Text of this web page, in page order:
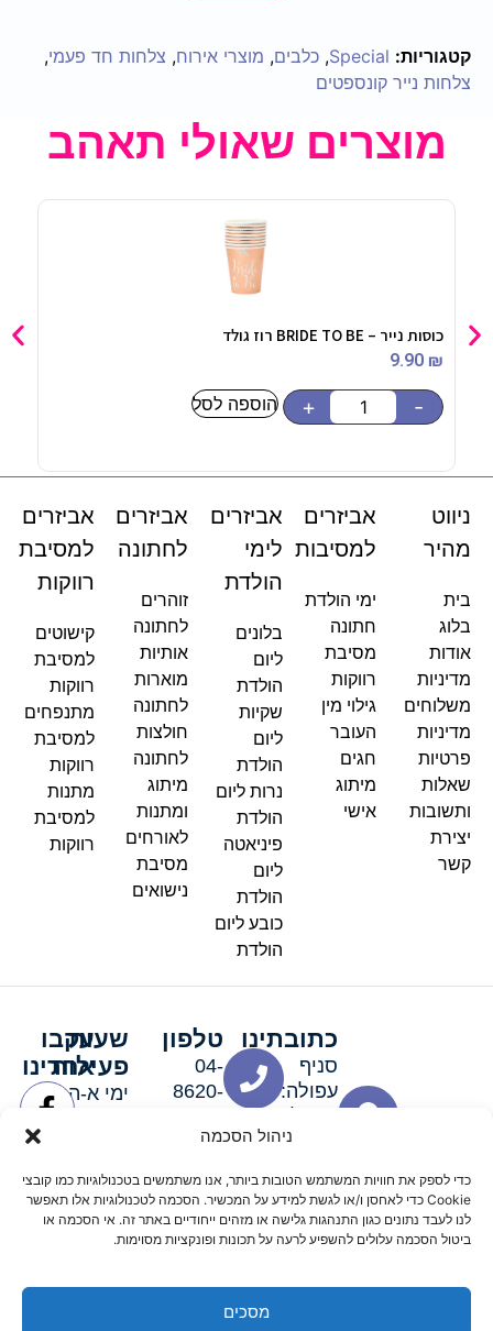
ניהול הסכמה
כדי לספק את חוויות המשתמש הטובות ביותר, אנו משתמשים בטכנולוגיות כמו קובצי
Cookie כדי לאחסן ו/או לגשת למידע על המכשיר. הסכמה לטכנולוגיות אלו תאפשר
לנו לעבד נתונים כגון התנהגות גלישה או מזהים ייחודיים באתר זה. אי הסכמה או
ביטול הסכמה עלולים להשפיע לרעה על תכונות ופונקציות מסוימות.
מסכים
קטגוריות: Special
, כלבים, מוצרי אירוח, צלחות חד פעמי,
צלחות נייר קונספטים
מוצרים שאולי תאהב
כוסות נייר – BRIDE TO BE רוז גולד
9.90 ₪
-
+ הוספה לסל
ניווט
מהיר
בית
בלוג
אודות
מדיניות
משלוחים
מדיניות
פרטיות
שאלות
ותשובות
יצירת
קשר
אביזרים
למסיבות
ימי הולדת
חתונה
מסיבת
רווקות
גילוי מין
העובר
חגים
מיתוג
אישי
אביזרים
לימי
הולדת
בלונים
ליום
הולדת
שקיות
ליום
הולדת
נרות ליום
הולדת
פיניאטה
ליום
הולדת
כובע ליום
הולדת
אביזרים
לחתונה
זוהרים
לחתונה
אותיות
מוארות
לחתונה
חולצות
לחתונה
מיתוג
ומתנות
לאורחים
מסיבת
נישואים
אביזרים
למסיבת
רווקות
קישוטים
למסיבת
רווקות
מתנפחים
למסיבת
רווקות
מתנות
למסיבת
רווקות
כתובתינו
סניף
עפולה:
סניף מגדל
האלה 19
טלפון
04-
8620-
שעות
פעילות
ימי א-ה:
ימי שישי
וערבי חג:
8:30-
15:00
עקבו
אחרינו